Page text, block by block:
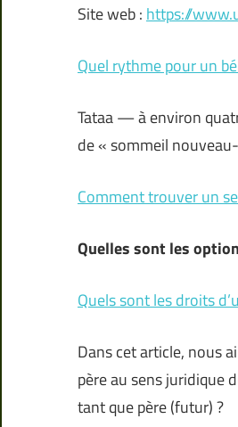
Site web : https://
Quel rythme pour un
Tataa — à environ
de « sommeil
Comment trouver un
Quelles sont les
Quels sont les droits
Dans cet article, nous
père au sens juridique
tant que père (futur) ?